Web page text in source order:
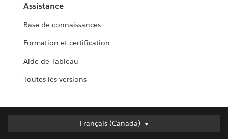
Assistance
Base de connaissances
Formation et certification
Aide de Tableau
Toutes les versions
Français (Canada)
Français (Canada)